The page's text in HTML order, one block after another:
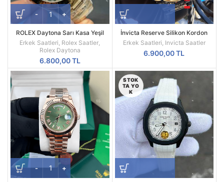
ROLEX Daytona Sarı Kasa Yeşil
Kadran 116508
Erkek Saatleri, Rolex Saatler,
Rolex Daytona
6.800,00TL
İnvicta Reserve Silikon Kordon
Replika Erkek Kol Saati
Erkek Saatleri, Invicta Saatler
6.900,00TL
STOK
TA YO
K